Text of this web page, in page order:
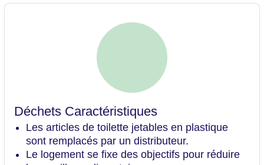
Déchets Caractéristiques
Les articles de toilette jetables en plastique
sont remplacés par un distributeur.
Le logement se fixe des objectifs pour réduire